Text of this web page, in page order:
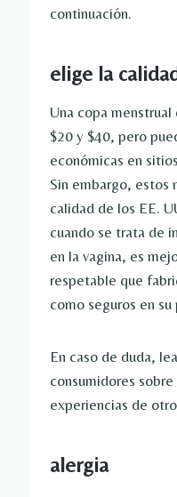
continuación.
elige la
Una copa
$20 y $40, pero
económicas en
Sin embargo, estos
calidad de los EE.
cuando se trata de
en la vagina, es
respetable que
como seguros en su
En caso de duda,
consumidores
experiencias de
alergia